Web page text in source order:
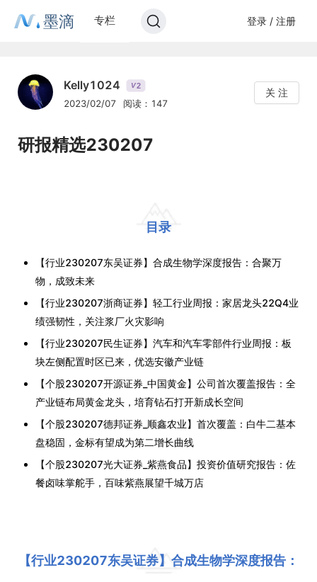
墨滴 专栏 登录 / 注册
Kelly1024 V2
2023/02/07 阅读：147
关 注
研报精选230207
目录
【行业230207东吴证券】合成生物学深度报告：合聚万
物，成致未来
【行业230207浙商证券】轻工行业周报：家居龙头22Q4业
绩强韧性，关注浆厂火灾影响
【行业230207民生证券】汽车和汽车零部件行业周报：板
块左侧配置时区已来，优选安徽产业链
【个股230207开源证券_中国黄金】公司首次覆盖报告：全
产业链布局黄金龙头，培育钻石打开新成长空间
【个股230207德邦证券_顺鑫农业】首次覆盖：白牛二基本
盘稳固，金标有望成为第二增长曲线
【个股230207光大证券_紫燕食品】投资价值研究报告：佐
餐卤味掌舵手，百味紫燕展望千城万店
【行业230207东吴证券】合成生物学深度报告：